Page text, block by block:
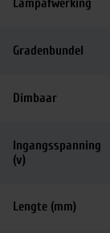
Lampafwerking
Gradenbundel
Dimbaar
Ingangsspanning
(v)
Lengte (mm)